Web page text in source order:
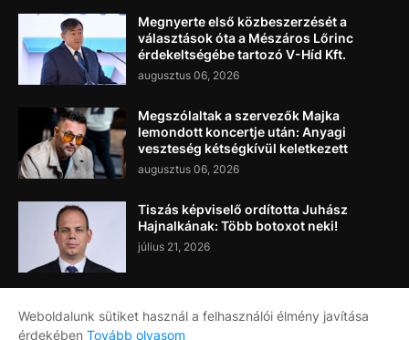
Megnyerte első közbeszerzését a
választások óta a Mészáros Lőrinc
érdekeltségébe tartozó V-Híd Kft.
augusztus 06, 2026
Megszólaltak a szervezők Majka
lemondott koncertje után: Anyagi
veszteség kétségkívül keletkezett
augusztus 06, 2026
Tiszás képviselő ordította Juhász
Hajnalkának: Több botoxot neki!
július 21, 2026
Weboldalunk sütiket használ a felhasználói élmény javítása
érdekében Tovább olvasom